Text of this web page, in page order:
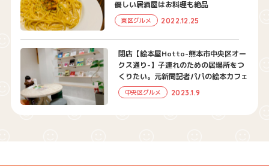
優しい居酒屋はお料理も絶品
東区グルメ 2022.12.25
閉店【絵本屋Hotto-熊本市中央区オー
クス通り-】子連れのための居場所をつ
くりたい。元新聞記者パパの絵本カフェ
中央区グルメ 2023.1.9